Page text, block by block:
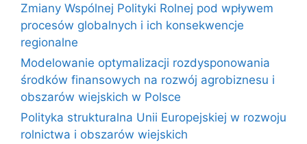
Zmiany Wspólnej Polityki Rolnej pod wpływem
procesów globalnych i ich konsekwencje
regionalne
Modelowanie optymalizacji rozdysponowania
środków finansowych na rozwój agrobiznesu i
obszarów wiejskich w Polsce
Polityka strukturalna Unii Europejskiej w rozwoju
rolnictwa i obszarów wiejskich